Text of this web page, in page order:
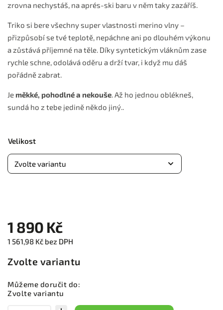
zrovna nechystáš, na aprés-ski baru v něm taky zazáříš.
Triko si bere všechny super vlastnosti merino vlny –
přizpůsobí se tvé teplotě, nepáchne ani po dlouhém výkonu
a zůstává příjemné na těle. Díky syntetickým vláknům zase
rychle schne, odolává oděru a drží tvar, i když mu dáš
pořádně zabrat.
Je měkké, pohodlné a nekouše. Až ho jednou oblékneš,
sundá ho z tebe jedině někdo jiný..
Velikost
1 890 Kč
1 561,98 Kč bez DPH
Zvolte variantu
Můžeme doručit do:
Zvolte variantu